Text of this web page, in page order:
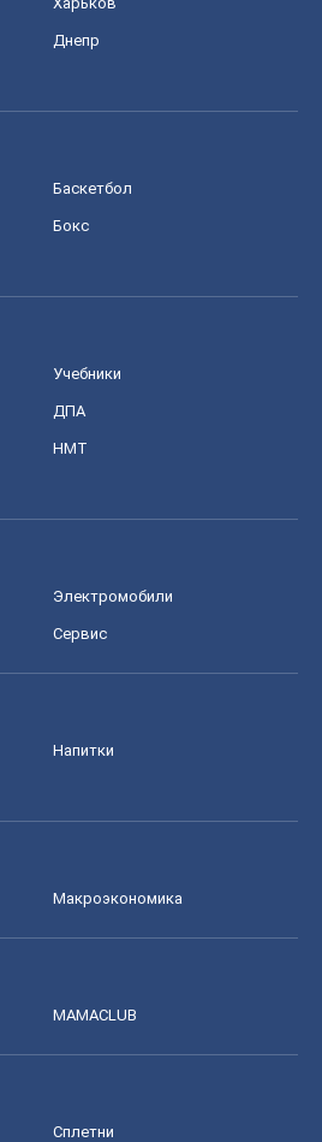
Днепр
Баскетбол
Бокс
Учебники
ДПА
НМТ
Электромобили
Сервис
Напитки
Mакроэкономика
MAMACLUB
Сплетни